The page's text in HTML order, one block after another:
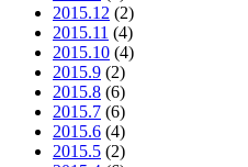
2015.12 (2)
2015.11 (4)
2015.10 (4)
2015.9 (2)
2015.8 (6)
2015.7 (6)
2015.6 (4)
2015.5 (2)